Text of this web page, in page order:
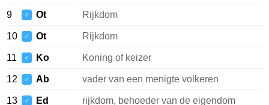
9 ♂ Ot Rijkdom
10 ♂ Ot Rijkdom
11 ♂ Ko Koning of keizer
12 ♂ Ab vader van een menigte volkeren
13 ♂ Ed rijkdom, behoeder van de eigendom